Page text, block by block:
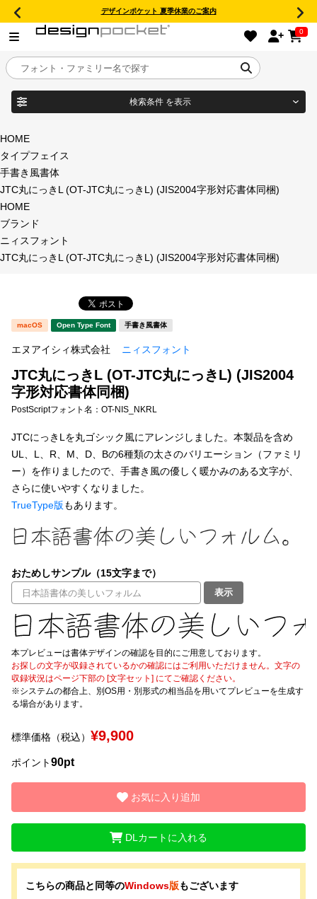
デザインポケット 夏季休業のご案内
0
目的別フォントガイド
特集
おすすめ
年間ライセンス商品
新着一覧
カート 0
お気に入り
ご利用ガイド
よくあるご質問
お問い合わせ
検索条件 を表示
商品名
タイプフェイス
明朝体
宋朝体
教科書体
草書体 勘亭流
江戸文字 デザイン毛筆
太さ・ウェイト
セット or 単体
文字種類
HOME
タイプフェイス
手書き風書体
JTC丸にっきL (OT-JTC丸にっきL) (JIS2004字形対応書体同梱)
HOME
ブランド
ニィスフォント
JTC丸にっきL (OT-JTC丸にっきL) (JIS2004字形対応書体同梱)
macOS Open Type Font 手書き風書体
エヌアイシィ株式会社 ニィスフォント
JTC丸にっきL (OT-JTC丸にっきL) (JIS2004
字形対応書体同梱)
PostScriptフォント名： OT-NIS_NKRL
JTCにっきLを丸ゴシック風にアレンジしました。本製品を含め
UL、L、R、M、D、Bの6種類の太さのバリエーション（ファミリ
ー）を作りましたので、手書き風の優しく暖かみのある文字が、
さらに使いやすくなりました。
TrueType版もあります。
おためしサンプル（15文字まで）
表示
本プレビューは書体デザインの確認を目的にご用意しております。
お探しの文字が収録されているかの確認にはご利用いただけません。文字の
収録状況はページ下部の [文字セット] にてご確認ください。
※システムの都合上、別OS用・別形式の相当品を用いてプレビューを生成す
る場合があります。
標準価格（税込） ¥9,900
ポイント90pt
お気に入り追加
DLカートに入れる
こちらの商品と同等のWindows版もございます